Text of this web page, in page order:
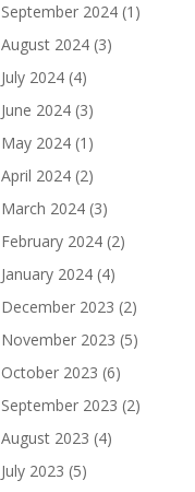
September 2024 (1)
August 2024 (3)
July 2024 (4)
June 2024 (3)
May 2024 (1)
April 2024 (2)
March 2024 (3)
February 2024 (2)
January 2024 (4)
December 2023 (2)
November 2023 (5)
October 2023 (6)
September 2023 (2)
August 2023 (4)
July 2023 (5)